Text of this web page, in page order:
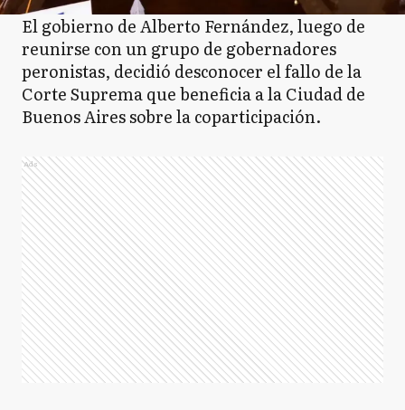
El gobierno de Alberto Fernández, luego de
reunirse con un grupo de gobernadores
peronistas, decidió desconocer el fallo de la
Corte Suprema que beneficia a la Ciudad de
Buenos Aires sobre la coparticipación.
Ads